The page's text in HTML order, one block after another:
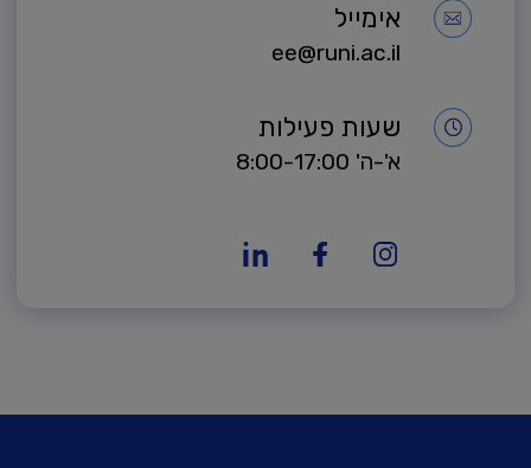
אימייל
ee@runi.ac.il
שעות פעילות
א'-ה' 8:00-17:00